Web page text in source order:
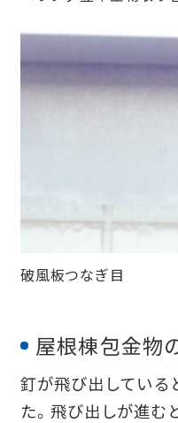
破風板つなぎ目
屋根棟包金物
釘が飛び出している
た。 飛び出しが進む